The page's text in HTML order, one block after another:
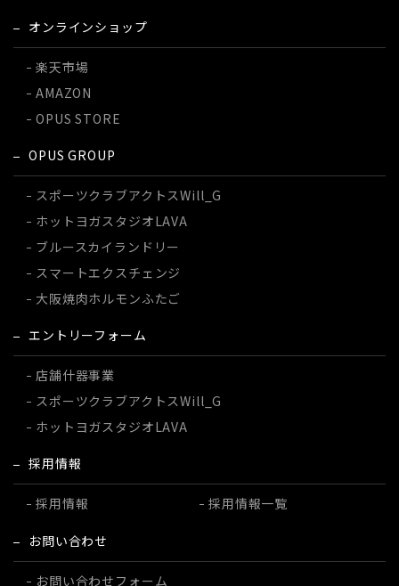
オンラインショップ
楽天市場
AMAZON
OPUS STORE
OPUS GROUP
スポーツクラブアクトスWill_G
ホットヨガスタジオLAVA
ブルースカイランドリー
スマートエクスチェンジ
大阪焼肉ホルモンふたご
エントリーフォーム
店舗什器事業
スポーツクラブアクトスWill_G
ホットヨガスタジオLAVA
採用情報
採用情報 採用情報一覧
お問い合わせ
お問い合わせフォーム